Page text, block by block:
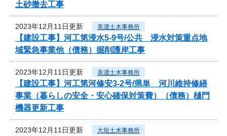
土砂撤去工事
2023年12月11日更新 美濃土木事務所
【建設工事】河工第浸水5-9号/公共 浸水対策重点地
域緊急事業他（債務）掘削護岸工事
2023年12月11日更新 美濃土木事務所
【建設工事】河工第河修安3-2号/県単 河川維持修繕
事業（暮らしの安全・安心確保対策費）（債務）樋門
機器更新工事
2023年12月11日更新 大垣土木事務所